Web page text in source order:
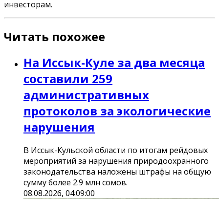
инвесторам.
Читать похожее
На Иссык-Куле за два месяца
составили 259
административных
протоколов за экологические
нарушения
В Иссык-Кульской области по итогам рейдовых
мероприятий за нарушения природоохранного
законодательства наложены штрафы на общую
сумму более 2.9 млн сомов.
08.08.2026, 04:09:00